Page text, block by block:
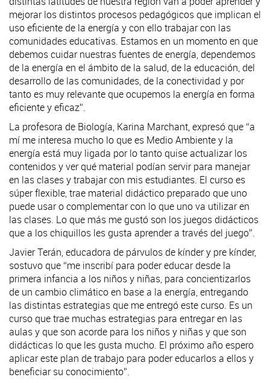
mejorar los distintos procesos pedagógicos que implican el
uso eficiente de la energía y con ello trabajar con las
comunidades educativas. Estamos en un momento en que
debemos cuidar nuestras fuentes de energía, dependemos
de la energía en el ámbito de la salud, de la educación, del
desarrollo de las comunidades, de la conectividad y por
tanto es muy relevante que ocupemos la energía en forma
eficiente y eficaz”.
La profesora de Biología, Karina Marchant, expresó que “a
mí me interesa mucho lo que es Medio Ambiente y la
energía está muy ligada por lo tanto quise actualizar los
contenidos y ver qué material podían servir para manejar
en las clases y trabajar con mis estudiantes. El curso es
súper flexible, trae material didáctico preparado que uno
puede usar o complementar con lo que uno va utilizar en
las clases. Lo que más me gustó son los juegos didácticos
que a los chiquillos les gusta aprender a través del juego”.
Javier Terán, educadora de párvulos de kínder y pre kínder,
sostuvo que “me inscribí para poder educar desde la
primera infancia a los niños y niñas, para concientizarlos
de un cambio climático en base a la energía, entregando
las distintas estrategias que me entregó este curso. Es un
curso que trae muchas estrategias para entregar en las
aulas y que son acorde para los niños y niñas y que son
didácticas lo que les gusta mucho. El próximo año espero
aplicar este plan de trabajo para poder educarlos a ellos y
beneficiar su conocimiento”.